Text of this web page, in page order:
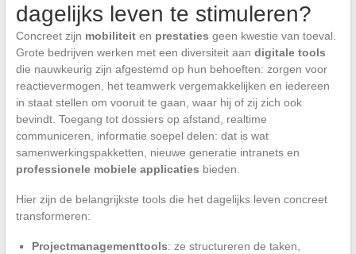
dagelijks leven te stimuleren?
Concreet zijn mobiliteiten prestaties geen kwestie van toeval.
Grote bedrijven werken met een diversiteit aan digitale tools
die nauwkeurig zijn afgestemd op hun behoeften: zorgen voor
reactievermogen, het teamwerk vergemakkelijken en iedereen
in staat stellen om vooruit te gaan, waar hij of zij zich ook
bevindt. Toegang tot dossiers op afstand, realtime
communiceren, informatie soepel delen: dat is wat
samenwerkingspakketten, nieuwe generatie intranets en
professionele mobiele applicaties bieden.
Hier zijn de belangrijkste tools die het dagelijks leven concreet
transformeren:
Projectmanagementtools: ze structureren de taken,